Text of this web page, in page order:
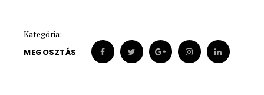
Kategória:
MEGOSZTÁS